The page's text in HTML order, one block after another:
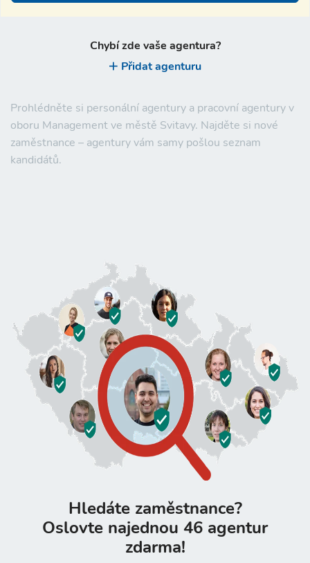
Prohlédněte si personální agentury a pracovní agentury v
oboru Management ve městě Svitavy. Najděte si nové
zaměstnance – agentury vám samy pošlou seznam
kandidátů.
Chybí zde vaše agentura?
Přidat agenturu
Hledáte zaměstnance?
Oslovte najednou 46 agentur
zdarma!